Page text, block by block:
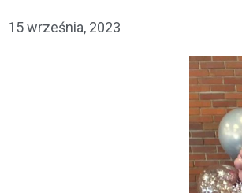
15 września, 2023